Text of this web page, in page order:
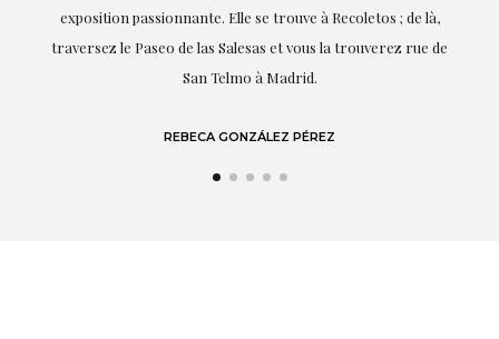
dont elle parle : l'art.
LAURA GUTIÉRREZ